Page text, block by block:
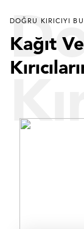
DOĞRU KIRICIYI
Kağıt